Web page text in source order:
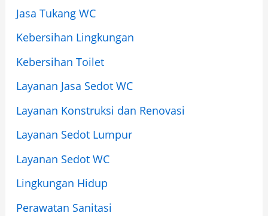
Jasa Tukang WC
Kebersihan Lingkungan
Kebersihan Toilet
Layanan Jasa Sedot WC
Layanan Konstruksi dan Renovasi
Layanan Sedot Lumpur
Layanan Sedot WC
Lingkungan Hidup
Perawatan Sanitasi